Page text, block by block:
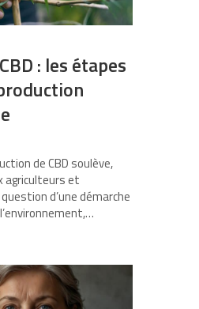
: les étapes
de CBD soulève,
agriculteurs et
d’une démarche